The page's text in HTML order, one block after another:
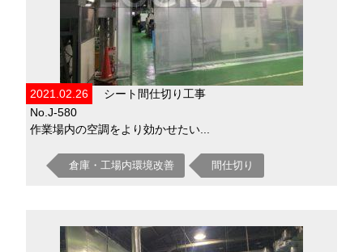
2021.02.26
シート間仕切り工事
No.J-580
作業場内の空調をより効かせたい...
倉庫・工場内環境改善 間仕切り